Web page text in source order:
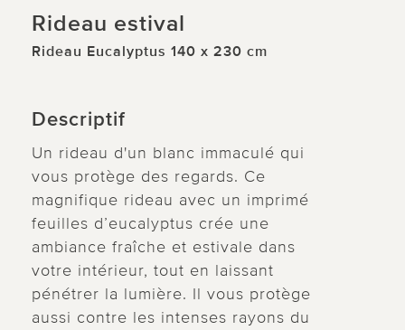
Rideau estival
Rideau Eucalyptus 140 x 230 cm
Descriptif
Un rideau d'un blanc immaculé qui
vous protège des regards. Ce
magnifique rideau avec un imprimé
feuilles d’eucalyptus crée une
ambiance fraîche et estivale dans
votre intérieur, tout en laissant
pénétrer la lumière. Il vous protège
aussi contre les intenses rayons du